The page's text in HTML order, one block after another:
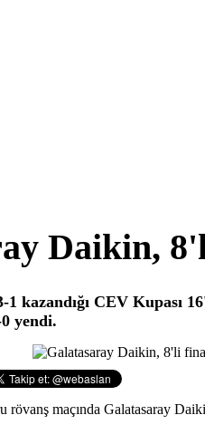
Daikin,
kazandığı CEV Kupası
yendi.
rövanş maçında Galatasaray